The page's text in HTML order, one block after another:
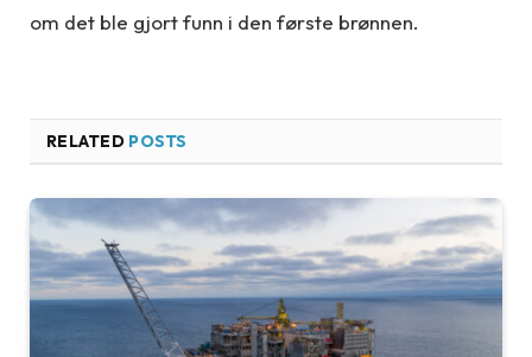
om det ble gjort funn i den første brønnen.
RELATED POSTS